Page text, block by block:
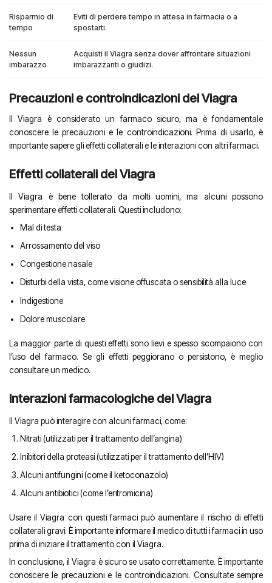
Risparmio di
tempo
Eviti di perdere tempo in attesa in farmacia o a
spostarti.
Nessun
imbarazzo
Acquisti il Viagra senza dover affrontare situazioni
imbarazzanti o giudizi.
Precauzioni e controindicazioni del Viagra
Il Viagra è considerato un farmaco sicuro, ma è fondamentale
conoscere le precauzioni e le controindicazioni. Prima di usarlo, è
importante sapere gli effetti collaterali e le interazioni con altri farmaci.
Effetti collaterali del Viagra
Il Viagra è bene tollerato da molti uomini, ma alcuni possono
sperimentare effetti collaterali. Questi includono:
Mal di testa
Arrossamento del viso
Congestione nasale
Disturbi della vista, come visione offuscata o sensibilità alla luce
Indigestione
Dolore muscolare
La maggior parte di questi effetti sono lievi e spesso scompaiono con
l’uso del farmaco. Se gli effetti peggiorano o persistono, è meglio
consultare un medico.
Interazioni farmacologiche del Viagra
Il Viagra può interagire con alcuni farmaci, come:
Nitrati (utilizzati per il trattamento dell’angina)
Inibitori della proteasi (utilizzati per il trattamento dell’HIV)
Alcuni antifungini (come il ketoconazolo)
Alcuni antibiotici (come l’eritromicina)
Usare il Viagra con questi farmaci può aumentare il rischio di effetti
collaterali gravi. È importante informare il medico di tutti i farmaci in uso
prima di iniziare il trattamento con il Viagra.
In conclusione, il Viagra è sicuro se usato correttamente. È importante
conoscere le precauzioni e le controindicazioni. Consultate sempre